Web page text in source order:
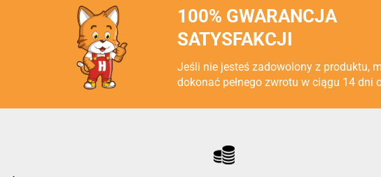
100% GWARANCJA
SATYSFAKCJI
Jeśli nie jesteś zadowolony z produktu,
dokonać pełnego zwrotu w ciągu 14 dni